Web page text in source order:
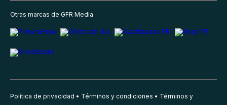
Otras marcas de GFR Media
Política de privacidad Términos y condiciones
Términos y